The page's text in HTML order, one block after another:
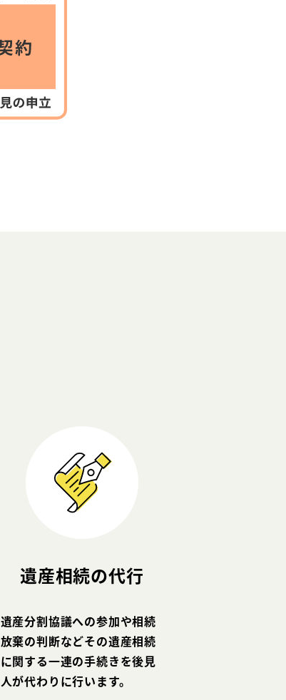
遺産相続の代行
遺産分割協議への参加や相続
放棄の判断などその遺産相続
に関する一連の手続きを後見
人が代わりに行います。